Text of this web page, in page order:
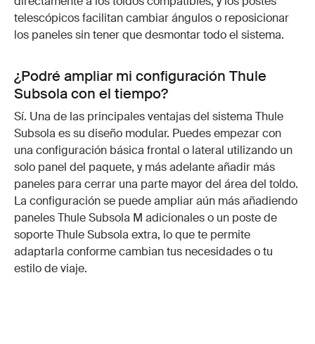
telescópicos facilitan cambiar ángulos o reposicionar
los paneles sin tener que desmontar todo el sistema.
¿Podré ampliar mi configuración Thule
Subsola con el tiempo?
Sí. Una de las principales ventajas del sistema Thule
Subsola es su diseño modular. Puedes empezar con
una configuración básica frontal o lateral utilizando un
solo panel del paquete, y más adelante añadir más
paneles para cerrar una parte mayor del área del toldo.
La configuración se puede ampliar aún más añadiendo
paneles Thule Subsola M adicionales o un poste de
soporte Thule Subsola extra, lo que te permite
adaptarla conforme cambian tus necesidades o tu
estilo de viaje.